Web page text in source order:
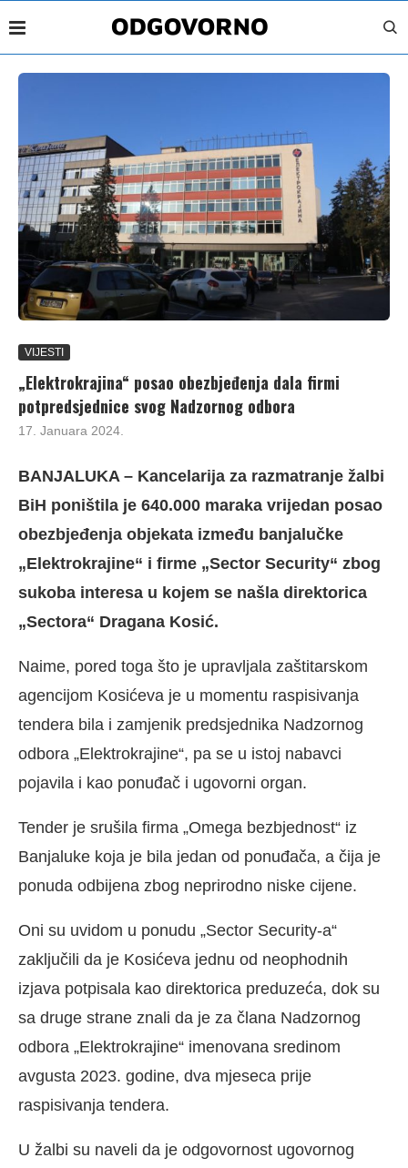
VIJESTI
„Elektrokrajina“ posao obezbjeđenja dala firmi
potpredsjednice svog Nadzornog odbora
17. Januara 2024.
BANJALUKA – Kancelarija za razmatranje žalbi
BiH poništila je 640.000 maraka vrijedan posao
obezbjeđenja objekata između banjalučke
„Elektrokrajine“ i firme „Sector Security“ zbog
sukoba interesa u kojem se našla direktorica
„Sectora“ Dragana Kosić.
Naime, pored toga što je upravljala zaštitarskom
agencijom Kosićeva je u momentu raspisivanja
tendera bila i zamjenik predsjednika Nadzornog
odbora „Elektrokrajine“, pa se u istoj nabavci
pojavila i kao ponuđač i ugovorni organ.
Tender je srušila firma „Omega bezbjednost“ iz
Banjaluke koja je bila jedan od ponuđača, a čija je
ponuda odbijena zbog neprirodno niske cijene.
Oni su uvidom u ponudu „Sector Security-a“
zaključili da je Kosićeva jednu od neophodnih
izjava potpisala kao direktorica preduzeća, dok su
sa druge strane znali da je za člana Nadzornog
odbora „Elektrokrajine“ imenovana sredinom
avgusta 2023. godine, dva mjeseca prije
raspisivanja tendera.
U žalbi su naveli da je odgovornost ugovornog